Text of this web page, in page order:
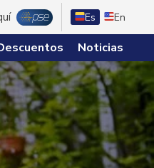
Es En
Noticias